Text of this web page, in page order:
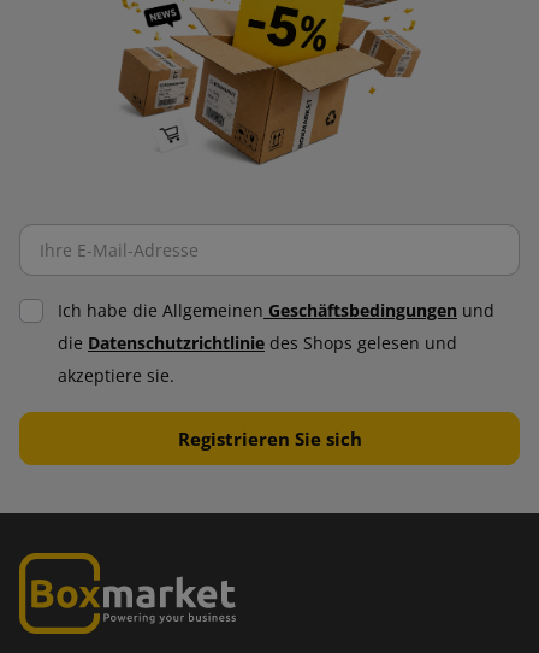
Ich habe die Allgemeinen Geschäftsbedingungen und
die Datenschutzrichtlinie des Shops gelesen und
akzeptiere sie.